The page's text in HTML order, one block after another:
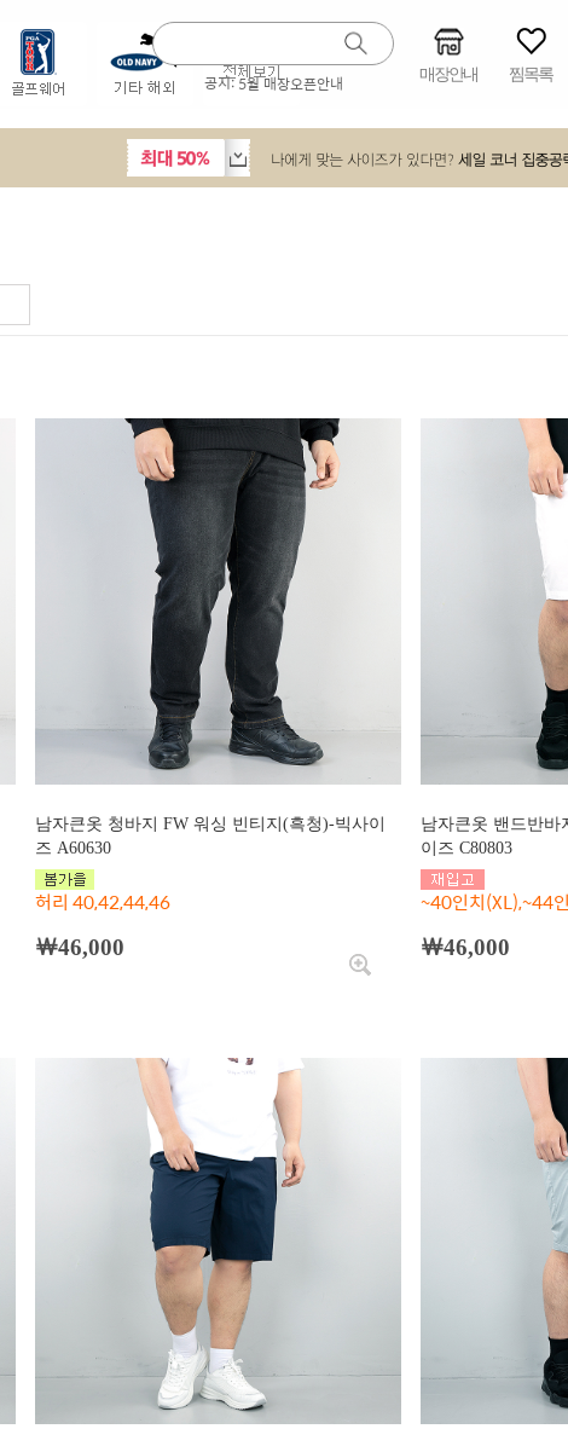
공지:5월 매장오픈안내 매장안내 찜목록
남자큰옷 청바지 FW 워싱 빈티지(흑청)-빅사이
즈 A60630
허리 40,42,44,46
￦46,000
남자큰옷 밴드반바
이즈 C80803
~40인치(XL),~44
￦46,000